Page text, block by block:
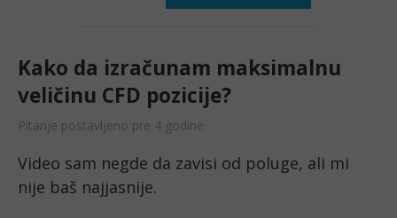
Kako da izračunam maksimalnu
veličinu CFD pozicije?
Pitanje postavljeno pre 4 godine
Video sam negde da zavisi od poluge, ali mi
nije baš najjasnije.